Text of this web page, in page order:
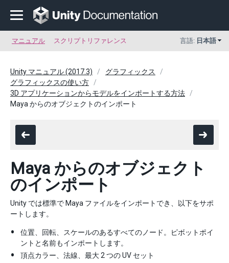
マニュアル スクリプトリファレンス 言語: 日本語
Unity マニュアル (2017.3)
グラフィックス
グラフィックスの使い方
3D アプリケーションからモデルをインポートする方法
Maya からのオブジェクトのインポート
Maya からのオブジェクト
のインポート
Unity では標準で Maya ファイルをインポートでき、以下をサポ
ートします。
位置、回転、スケールのあるすべてのノード。ピボットポイ
ントと名前もインポートします。
頂点カラー、法線、最大 2 つの UV セット